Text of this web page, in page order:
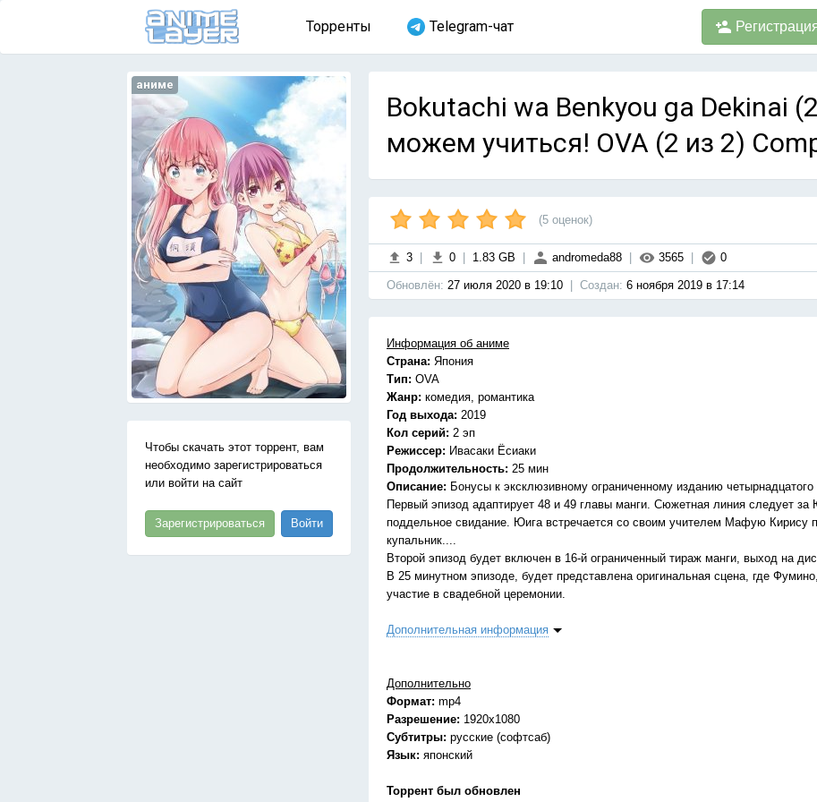
Торренты Telegram-чат
аниме
Чтобы скачать этот торрент, вам
необходимо зарегистрироваться
или войти на сайт
Зарегистрироваться Войти
Bokutachi wa Benkyou ga Dekinai
можем учиться! OVA (2 из 2)
(5 оценок)
3 0 1.83 GB andromeda88 3565 0
Обновлён: 27 июля 2020 в 19:10 Cоздан: 6 ноября 2019 в 17:14
Информация об аниме
Страна: Япония
Тип: OVA
Жанр: комедия, романтика
Год выхода: 2019
Кол серий: 2 эп
Режиссер: Ивасаки Ёсиаки
Продолжительность: 25 мин
Описание: Бонусы к эксклюзивному ограниченному изданию
Первый эпизод адаптирует 48 и 49 главы манги. Сюжетная линия следует
поддельное свидание. Юига встречается со своим учителем Мафую Кирису
купальник....
Второй эпизод будет включен в 16-й ограниченный тираж манги, выход на
В 25 минутном эпизоде, будет представлена оригинальная сцена, где
участие в свадебной церемонии.
Дополнительная информация
Дополнительно
Формат: mp4
Разрешение: 1920х1080
Субтитры: русские (софтсаб)
Язык: японский
Торрент был обновлен